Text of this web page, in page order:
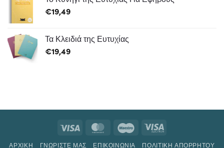
€19,49
Τα Κλειδιά της Ευτυχίας
€19,49
ΑΡΧΙΚΗ ΓΝΩΡΊΣΤΕ ΜΑΣ ΕΠΙΚΟΙΝΩΝΙΑ ΠΟΛΙΤΙΚΉ ΑΠΟΡΡΉΤΟΥ